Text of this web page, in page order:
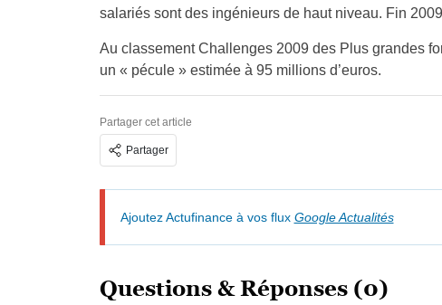
salariés sont des ingénieurs de haut niveau. Fin
Au classement Challenges 2009 des Plus grandes
un « pécule » estimée à 95 millions d’euros.
Partager cet article
Partager
Ajoutez Actufinance à vos flux Google Actualités
Questions & Réponses (0)